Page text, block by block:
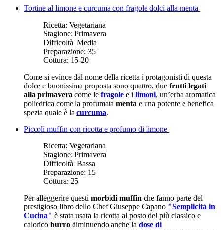
Tortine al limone e curcuma con fragole dolci alla menta
Ricetta: Vegetariana
Stagione: Primavera
Difficoltà: Media
Preparazione: 35
Cottura: 15-20
Come si evince dal nome della ricetta i protagonisti di questa
dolce e buonissima proposta sono quattro, due frutti legati
alla primavera come le fragole e i limoni, un’erba aromatica
poliedrica come la profumata menta e una potente e benefica
spezia quale è la curcuma.
Piccoli muffin con ricotta e profumo di limone
Ricetta: Vegetariana
Stagione: Primavera
Difficoltà: Bassa
Preparazione: 15
Cottura: 25
Per alleggerire questi morbidi muffin che fanno parte del
prestigioso libro dello Chef Giuseppe Capano "Semplicità in
Cucina" è stata usata la ricotta al posto del più classico e
calorico burro diminuendo anche la dose di